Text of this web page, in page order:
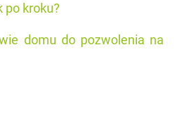
po kroku?
domu do po­zwo­le­nia na